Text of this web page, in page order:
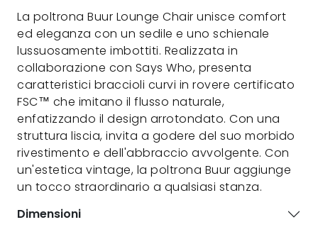
La poltrona Buur Lounge Chair unisce comfort
ed eleganza con un sedile e uno schienale
lussuosamente imbottiti. Realizzata in
collaborazione con Says Who, presenta
caratteristici braccioli curvi in rovere certificato
FSC™ che imitano il flusso naturale,
enfatizzando il design arrotondato. Con una
struttura liscia, invita a godere del suo morbido
rivestimento e dell'abbraccio avvolgente. Con
un'estetica vintage, la poltrona Buur aggiunge
un tocco straordinario a qualsiasi stanza.
Dimensioni